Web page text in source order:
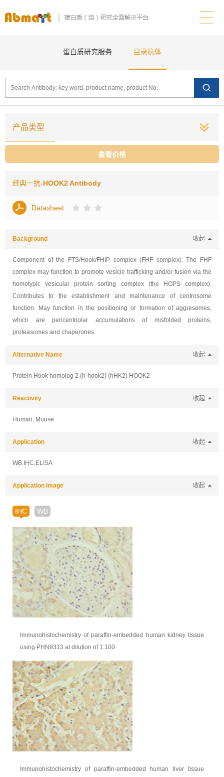
蛋白质研究服务 目录抗体
产品类型
查看价格
经典一抗-HOOK2 Antibody
Datasheet
Background 收起
Component of the FTS/Hook/FHIP complex (FHF complex). The FHF
complex may function to promote vesicle trafficking and/or fusion via the
homotypic vesicular protein sorting complex (the HOPS complex).
Contributes to the establishment and maintenance of centrosome
function. May function in the positioning or formation of aggresomes,
which are pericentriolar accumulations of misfolded proteins,
proteasomes and chaperones.
Alternative Name 收起
Protein Hook homolog 2 (h-hook2) (hHK2) HOOK2
Reactivity 收起
Human, Mouse
Application 收起
WB,IHC,ELISA
Application Image 收起
IHC WB
Immunohistochemistry of paraffin-embedded human kidney tissue
using PHN9313 at dilution of 1:100
Immunohistochemistry of paraffin-embedded human liver tissue